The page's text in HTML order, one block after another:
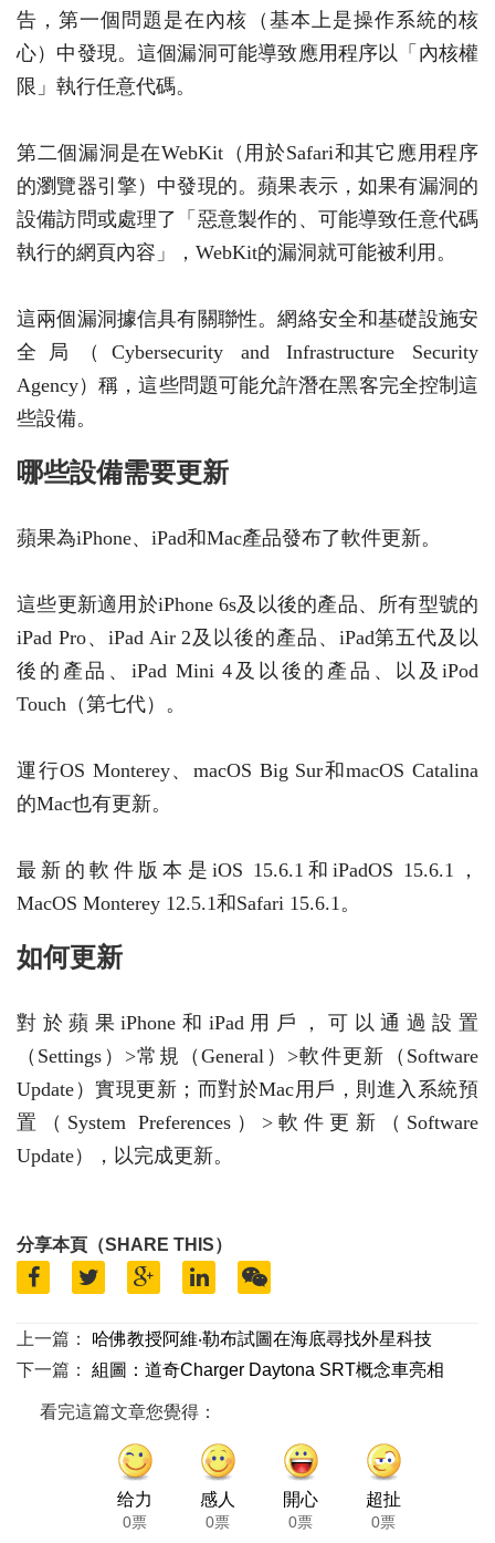
告，第一個問題是在內核（基本上是操作系統的核
心）中發現。這個漏洞可能導致應用程序以「內核權
限」執行任意代碼。
第二個漏洞是在WebKit（用於Safari和其它應用程序
的瀏覽器引擎）中發現的。蘋果表示，如果有漏洞的
設備訪問或處理了「惡意製作的、可能導致任意代碼
執行的網頁內容」，WebKit的漏洞就可能被利用。
這兩個漏洞據信具有關聯性。網絡安全和基礎設施安
全局（Cybersecurity and Infrastructure Security
Agency）稱，這些問題可能允許潛在黑客完全控制這
些設備。
哪些設備需要更新
蘋果為iPhone、iPad和Mac產品發布了軟件更新。
這些更新適用於iPhone 6s及以後的產品、所有型號的
iPad Pro、iPad Air 2及以後的產品、iPad第五代及以
後的產品、iPad Mini 4及以後的產品、以及iPod
Touch（第七代）。
運行OS Monterey、macOS Big Sur和macOS Catalina
的Mac也有更新。
最新的軟件版本是iOS 15.6.1和iPadOS 15.6.1，
MacOS Monterey 12.5.1和Safari 15.6.1。
如何更新
對於蘋果iPhone和iPad用戶，可以通過設置
（Settings）>常規（General）>軟件更新（Software
Update）實現更新；而對於Mac用戶，則進入系統預
置（System Preferences）>軟件更新（Software
Update），以完成更新。
分享本頁（SHARE THIS）
上一篇：
哈佛教授阿維‧勒布試圖在海底尋找外星科技
下一篇：
組圖：道奇Charger Daytona SRT概念車亮相
看完這篇文章您覺得：
给力
0票
感人
0票
開心
0票
超扯
0票